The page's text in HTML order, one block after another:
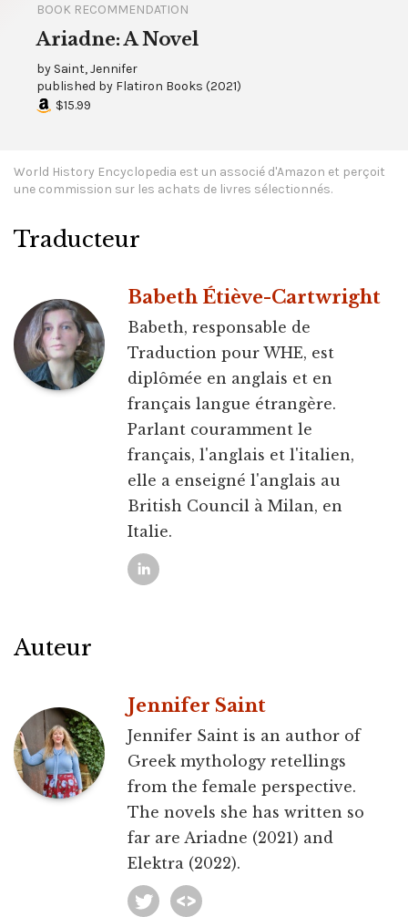
BOOK RECOMMENDATION
Ariadne: A Novel
by Saint, Jennifer
published by Flatiron Books (2021)
$15.99
World History Encyclopedia est un associé d'Amazon et perçoit
une commission sur les achats de livres sélectionnés.
Traducteur
Babeth Étiève-Cartwright
Babeth, responsable de
Traduction pour WHE, est
diplômée en anglais et en
français langue étrangère.
Parlant couramment le
français, l'anglais et l'italien,
elle a enseigné l'anglais au
British Council à Milan, en
Italie.
Auteur
Jennifer Saint
Jennifer Saint is an author of
Greek mythology retellings
from the female perspective.
The novels she has written so
far are Ariadne (2021) and
Elektra (2022).